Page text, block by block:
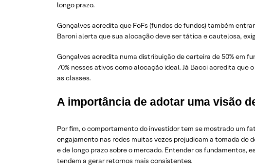
longo prazo.
Gonçalves acredita que FoFs (fundos de fundos) também
Baroni alerta que sua alocação deve ser tática e cautelosa,
Gonçalves acredita numa distribuição de carteira de 50% em
70% nesses ativos como alocação ideal. Já Bacci acredita
as classes.
A importância de adotar uma visão
Por fim, o comportamento do investidor tem se mostrado um
engajamento nas redes muitas vezes prejudicam a tomada
e de longo prazo sobre o mercado. Entender os fundamentos,
tendem a gerar retornos mais consistentes.